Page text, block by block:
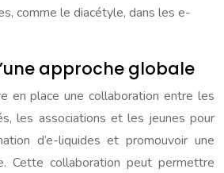
comme le diacétyle, dans les e-
approche globale
en place une collaboration entre les
les associations et les jeunes pour
d’e-liquides et promouvoir une
Cette collaboration peut permettre